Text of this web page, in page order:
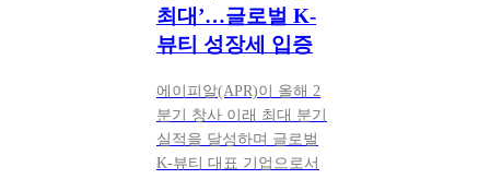
최대’…글로벌 K-
뷰티 성장세 입증
에이피알(APR)이 올해 2
분기 창사 이래 최대 분기
실적을 달성하며 글로벌
K-뷰티 대표 기업으로서